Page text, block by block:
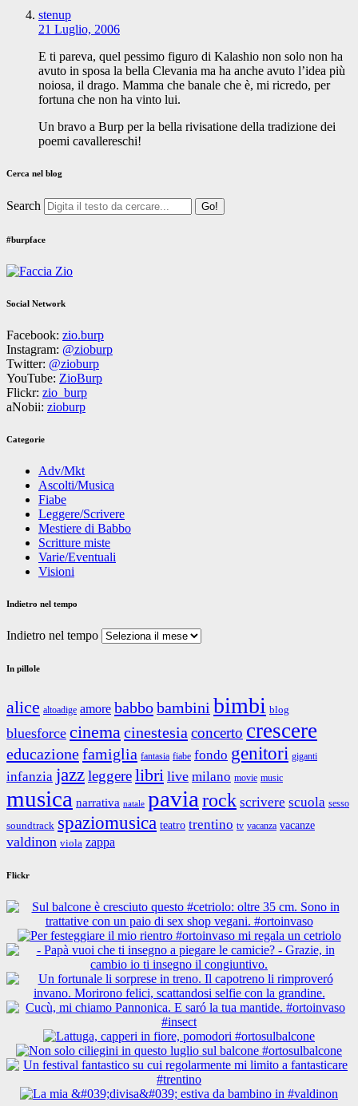
stenup
21 Luglio, 2006
E ti pareva, quel pessimo figuro di Kalashio non solo non ha
avuto in sposa la bella Clevania ma ha anche avuto l’idea più
noiosa, il drago. Mamma che banale che è, mi ricredo, per
fortuna che non ha vinto lui.
Un bravo a Burp per la bella rivisatione della tradizione dei
poemi cavallereschi!
Cerca nel blog
Search
#burpface
Social Network
Facebook: zio.burp
Instagram: @zioburp
Twitter: @zioburp
YouTube: ZioBurp
Flickr: zio_burp
aNobii: zioburp
Categorie
Adv/Mkt
Ascolti/Musica
Fiabe
Leggere/Scrivere
Mestiere di Babbo
Scritture miste
Varie/Eventuali
Visioni
Indietro nel tempo
Indietro nel tempo
In pillole
alice altoadige amore babbobambini bimbi blog
bluesforce cinema cinestesia concerto crescere
educazionefamiglia fantasia fiabe fondo genitori giganti
infanzia jazzleggerelibri live milano movie music
musica narrativa natale pavia rock scrivere scuola sesso
soundtrack spaziomusica teatro trentino tv vacanza vacanze
valdinon viola zappa
Flickr